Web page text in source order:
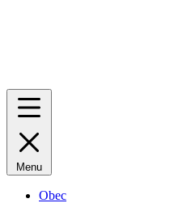
Menu
Obec